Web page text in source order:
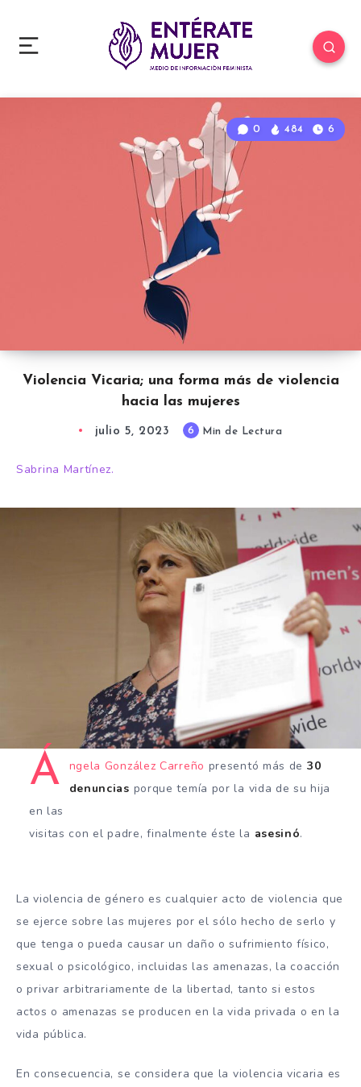
Violencia Vicaria; una forma más de violencia
hacia las mujeres
0 484 6
julio 5, 2023 6 Min de Lectura
Sabrina Martínez.
Á ngela González Carreño presentó más de 30
denuncias porque temía por la vida de su hija
en las
visitas con el padre, finalmente éste la asesinó.
La violencia de género es cualquier acto de violencia que
se ejerce sobre las mujeres por el sólo hecho de serlo y
que tenga o pueda causar un daño o sufrimiento físico,
sexual o psicológico, incluidas las amenazas, la coacción
o privar arbitrariamente de la libertad, tanto si estos
actos o amenazas se producen en la vida privada o en la
vida pública.
En consecuencia, se considera que la violencia vicaria es